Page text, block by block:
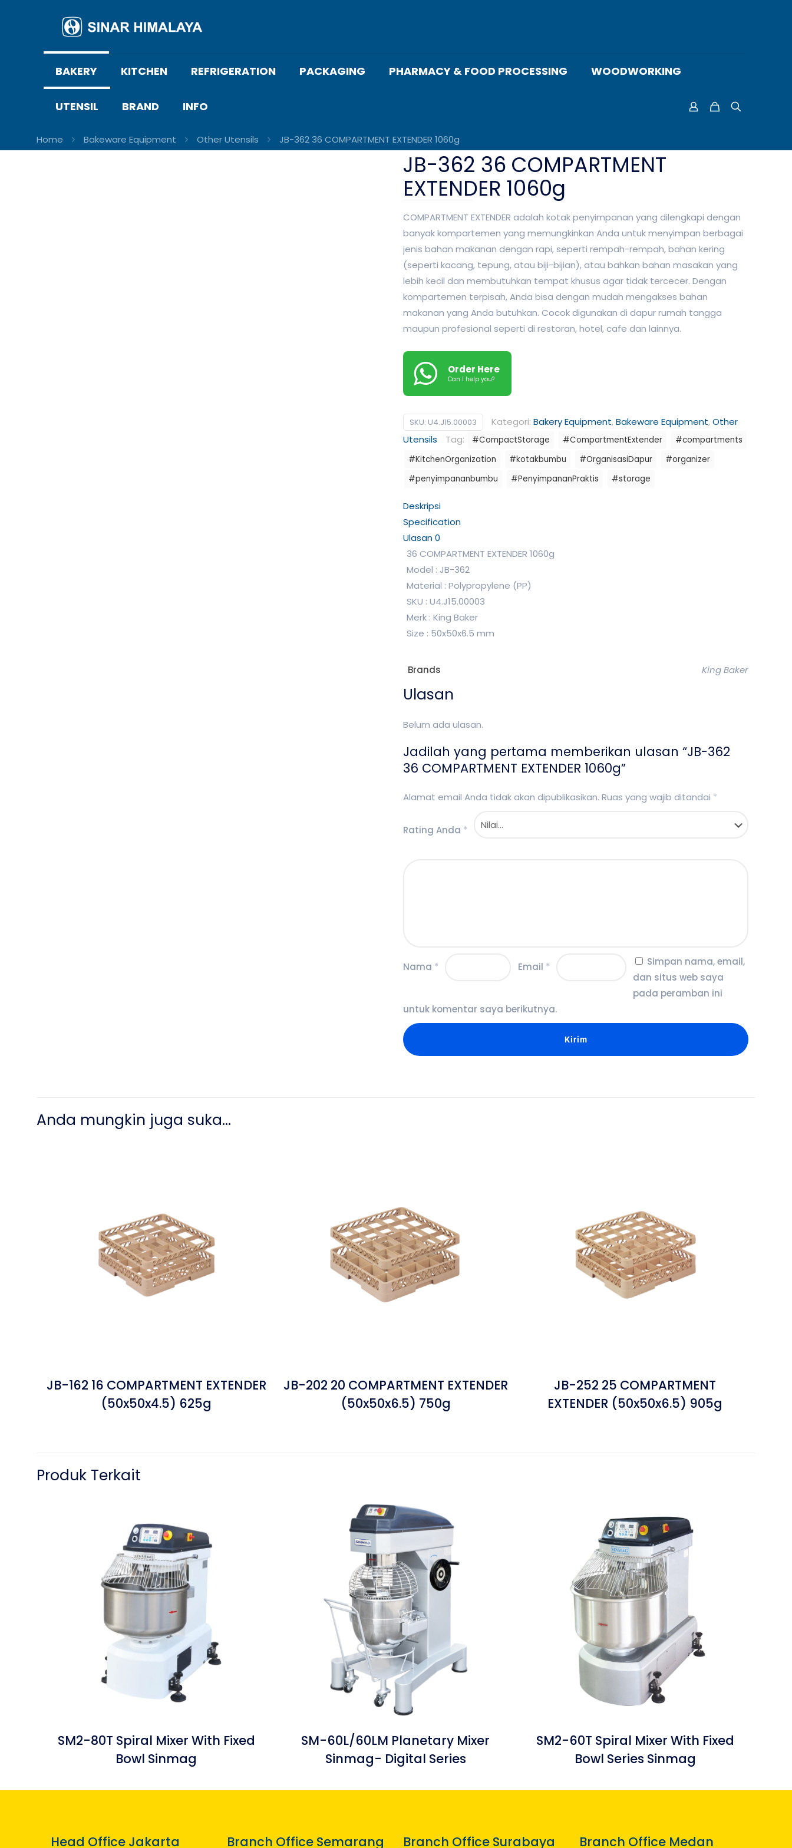
BAKERY KITCHEN REFRIGERATION PACKAGING PHARMACY & FOOD PROCESSING WOODWORKING
UTENSIL BRAND INFO
Home Bakeware Equipment Other Utensils JB-362 36 COMPARTMENT EXTENDER 1060g
JB-362 36 COMPARTMENT
EXTENDER 1060g
COMPARTMENT EXTENDER adalah kotak penyimpanan yang dilengkapi dengan
banyak kompartemen yang memungkinkan Anda untuk menyimpan berbagai
jenis bahan makanan dengan rapi, seperti rempah-rempah, bahan kering
(seperti kacang, tepung, atau biji-bijian), atau bahkan bahan masakan yang
lebih kecil dan membutuhkan tempat khusus agar tidak tercecer. Dengan
kompartemen terpisah, Anda bisa dengan mudah mengakses bahan
makanan yang Anda butuhkan. Cocok digunakan di dapur rumah tangga
maupun profesional seperti di restoran, hotel, cafe dan lainnya.
Order Here
Can I help you?
SKU: U4.J15.00003 Kategori: Bakery Equipment,Bakeware Equipment,Other
Utensils
Tag: #CompactStorage #CompartmentExtender
#compartments
#KitchenOrganization
#kotakbumbu #OrganisasiDapur
#organizer
#penyimpananbumbu
#PenyimpananPraktis #storage
Deskripsi
Specification
Ulasan0
36 COMPARTMENT EXTENDER 1060g
Model : JB-362
Material : Polypropylene (PP)
SKU : U4.J15.00003
Merk : King Baker
Size : 50x50x6.5 mm
Brands King Baker
Ulasan
Belum ada ulasan.
Jadilah yang pertama memberikan ulasan “JB-362
36 COMPARTMENT EXTENDER 1060g”
Alamat email Anda tidak akan dipublikasikan. Ruas yang wajib ditandai *
Rating Anda *
Nama * Email *
Simpan nama, email,
dan situs web saya
pada peramban ini
untuk komentar saya berikutnya.
Anda mungkin juga suka…
JB-162 16 COMPARTMENT EXTENDER
(50x50x4.5) 625g
JB-202 20 COMPARTMENT EXTENDER
(50x50x6.5) 750g
JB-252 25 COMPARTMENT
EXTENDER (50x50x6.5) 905g
Produk Terkait
SM2-80T Spiral Mixer With Fixed
Bowl Sinmag
SM-60L/60LM Planetary Mixer
Sinmag- Digital Series
SM2-60T Spiral Mixer With Fixed
Bowl Series Sinmag
Head Office Jakarta Branch Office Semarang Branch Office Surabaya Branch Office Medan